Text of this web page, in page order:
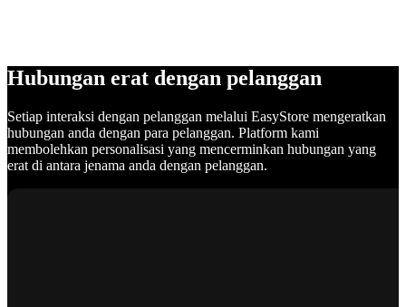
Hubungan erat dengan pelanggan
Setiap interaksi dengan pelanggan melalui EasyStore mengeratkan
hubungan anda dengan para pelanggan. Platform kami
membolehkan personalisasi yang mencerminkan hubungan yang
erat di antara jenama anda dengan pelanggan.